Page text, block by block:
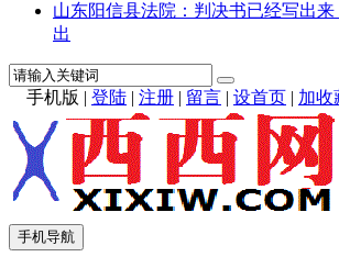
山东阳信县法院：判决书已经写出
出
手机版 | 登陆 | 注册 | 留言 | 设首页 | 加收
手机导航